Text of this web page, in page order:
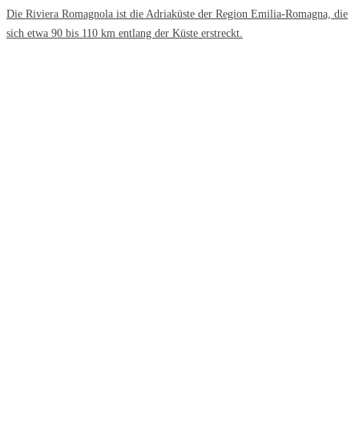
Die Riviera Romagnola ist die Adriaküste der Region Emilia-Romagna, die
sich etwa 90 bis 110 km entlang der Küste erstreckt.